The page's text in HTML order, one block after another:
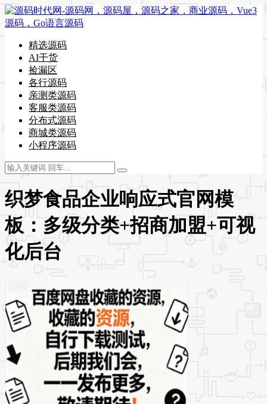
精选源码
AI干货
捡漏区
各行源码
亲测类源码
客服类源码
分布式源码
商城类源码
小程序源码
织梦食品企业响应式官网模
板：多级分类+招商加盟+可视
化后台